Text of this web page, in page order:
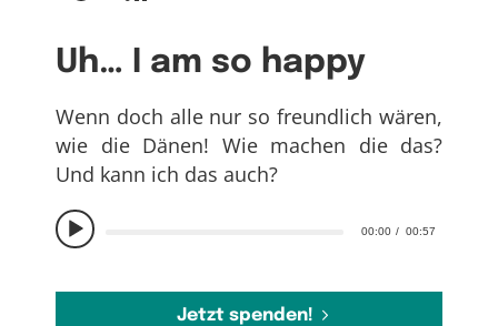
Uh… I am so happy
00:00 00:57
Wenn doch alle nur so freundlich wären,
wie die Dänen! Wie machen die das?
Und kann ich das auch?
Jetzt spenden!